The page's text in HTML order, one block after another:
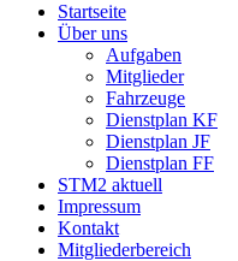
Startseite
Über uns
Aufgaben
Mitglieder
Fahrzeuge
Dienstplan KF
Dienstplan JF
Dienstplan FF
STM2 aktuell
Impressum
Kontakt
Mitgliederbereich